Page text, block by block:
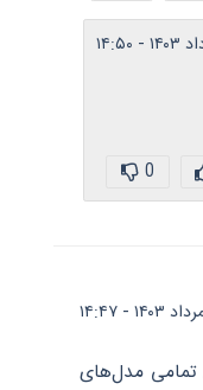
0
تمامی مدل‌های